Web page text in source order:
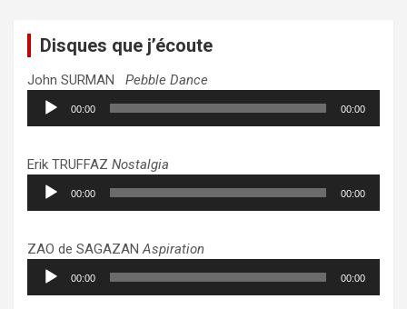
Disques que j’écoute
John SURMAN Pebble Dance
Lecteur
audio
00:00 00:00
Erik TRUFFAZ Nostalgia
Lecteur
audio
00:00 00:00
ZAO de SAGAZANAspiration
Lecteur
audio
00:00 00:00